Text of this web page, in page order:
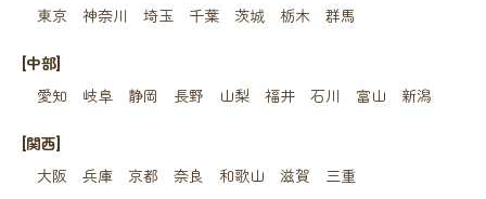
東京
神奈川 埼玉 千葉 茨城 栃木 群馬
[中部]
愛知
岐阜 静岡 長野 山梨 福井 石川 富山 新潟
[関西]
大阪
兵庫 京都 奈良 和歌山 滋賀 三重